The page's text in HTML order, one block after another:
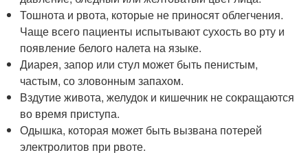
Тошнота и рвота, которые не приносят облегчения.
Чаще всего пациенты испытывают сухость во рту и
появление белого налета на языке.
Диарея, запор или стул может быть пенистым,
частым, со зловонным запахом.
Вздутие живота, желудок и кишечник не сокращаются
во время приступа.
Одышка, которая может быть вызвана потерей
электролитов при рвоте.